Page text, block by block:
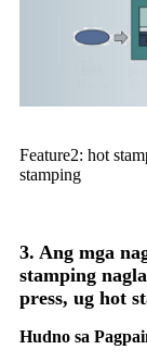
Feature2: hot
stamping
3. Ang mga
stamping
press, ug hot
Hudno sa